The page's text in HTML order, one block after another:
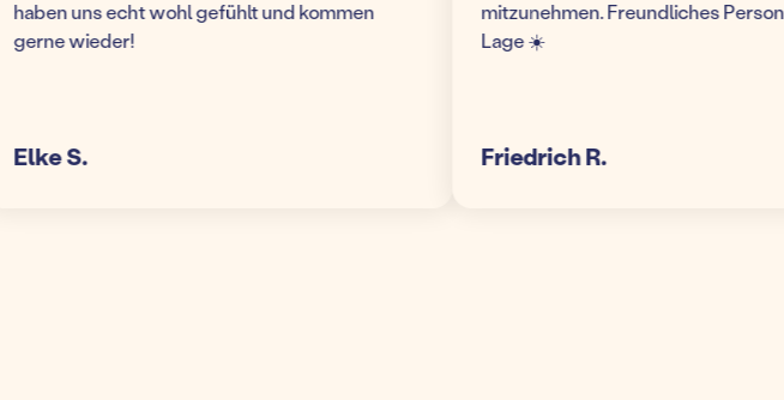
haben uns echt wohl gefühlt und kommen
gerne wieder!
Elke S.
mitzunehmen. Freundliches Personal
Lage ☀️
Friedrich R.